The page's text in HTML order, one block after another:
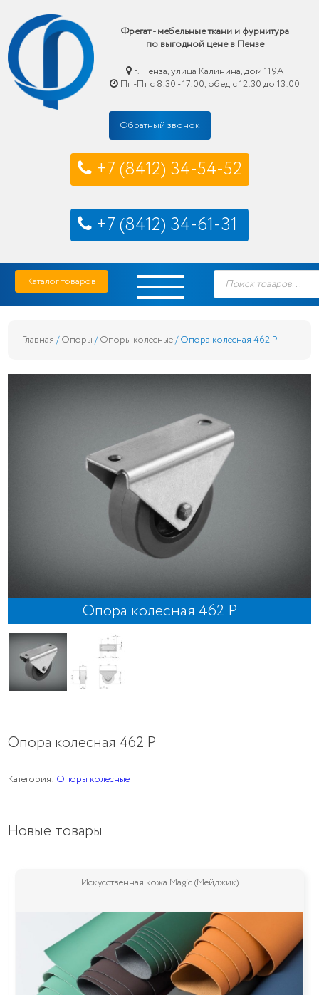
Фрегат - мебельные ткани и фурнитура
по выгодной цене в Пензе
г. Пенза, улица Калинина, дом 119А
Пн-Пт с 8:30 - 17:00, обед с 12:30 до 13:00
Обратный звонок
+7 (8412) 34-54-52
+7 (8412) 34-61-31
Skip
content
Фрегат — мебельные ткани и фурнитура купить по выгодной цене в Пензе
Каталог товаров
Поиск
товаров
Главная /Опоры /Опоры колесные/ Опора колесная 462 Р
Опора колесная 462 Р
Опора колесная 462 Р
Категория: Опоры колесные
Новые товары
Искусственная кожа Magic (Мейджик)